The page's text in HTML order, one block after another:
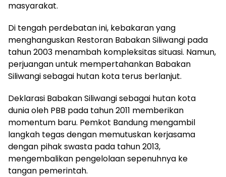
masyarakat.
Di tengah perdebatan ini, kebakaran yang
menghanguskan Restoran Babakan Siliwangi pada
tahun 2003 menambah kompleksitas situasi. Namun,
perjuangan untuk mempertahankan Babakan
Siliwangi sebagai hutan kota terus berlanjut.
Deklarasi Babakan Siliwangi sebagai hutan kota
dunia oleh PBB pada tahun 2011 memberikan
momentum baru. Pemkot Bandung mengambil
langkah tegas dengan memutuskan kerjasama
dengan pihak swasta pada tahun 2013,
mengembalikan pengelolaan sepenuhnya ke
tangan pemerintah.